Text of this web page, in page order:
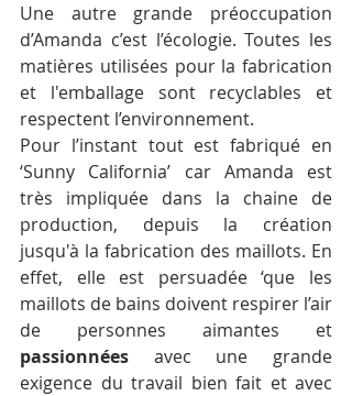
Une autre grande préoccupation
d’Amanda c’est l’écologie. Toutes les
matières utilisées pour la fabrication
et l'emballage sont recyclables et
respectent l’environnement.
Pour l’instant tout est fabriqué en
‘Sunny California’ car Amanda est
très impliquée dans la chaine de
production, depuis la création
jusqu'à la fabrication des maillots. En
effet, elle est persuadée ‘que les
maillots de bains doivent respirer l’air
passionnées avec une grande